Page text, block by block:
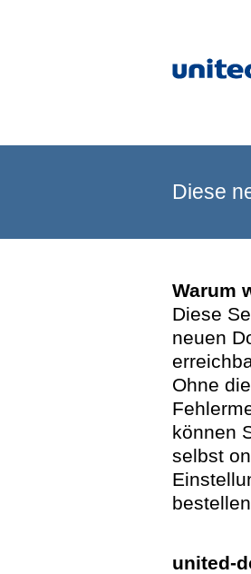
Diese
Warum
Diese
neuen
Ohne
können
selbst
united-